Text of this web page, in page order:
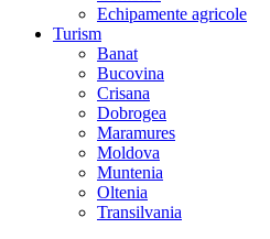
Echipamente agricole
Turism
Banat
Bucovina
Crisana
Dobrogea
Maramures
Moldova
Muntenia
Oltenia
Transilvania